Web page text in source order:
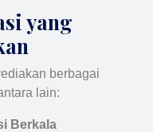
yang
berbagai
lain:
Berkala